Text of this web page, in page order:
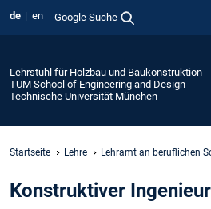
de en Google Suche
Lehrstuhl für Holzbau und Baukonstruktion
TUM School of Engineering and Design
Technische Universität München
Startseite Lehre Lehramt an beruflichen
Konstruktiver